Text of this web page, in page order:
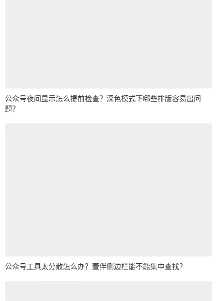
公众号夜间显示怎么提前检查？深色模式下哪些排版容易出问
题？
公众号工具太分散怎么办？壹伴侧边栏能不能集中查找？